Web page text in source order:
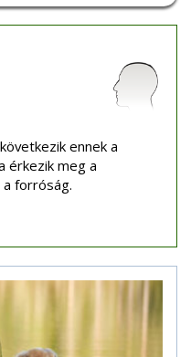
ennek a
érkezik meg a
forróság.